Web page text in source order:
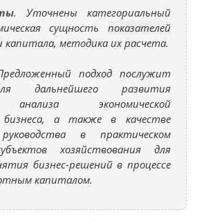
. Уточнены категориальный
сущность показателей
капитала, методика их расчета.
подход послужит
дальнейшего развития
анализа экономической
бизнеса, а также в качестве
в практическом
хозяйствования для
бизнес-решений в процессе
капиталом.